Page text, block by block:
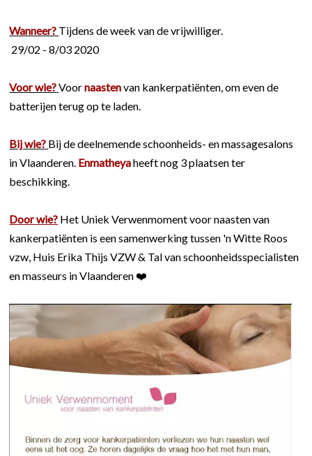
Wanneer? Tijdens de week van de vrijwilliger.
29/02 - 8/03 2020
Voor wie?Voornaastenvan kankerpatiënten, om even de
batterijen terug op te laden.
Bij wie? Bij de deelnemende schoonheids- en massagesalons
in Vlaanderen. Enmatheyaheeft nog 3 plaatsen ter
beschikking.
Door wie? Het Uniek Verwenmoment voor naasten van
kankerpatiënten is een samenwerking tussen 'n Witte Roos
vzw, Huis Erika Thijs VZW & Tal van schoonheidsspecialisten
en masseurs in Vlaanderen ❤️